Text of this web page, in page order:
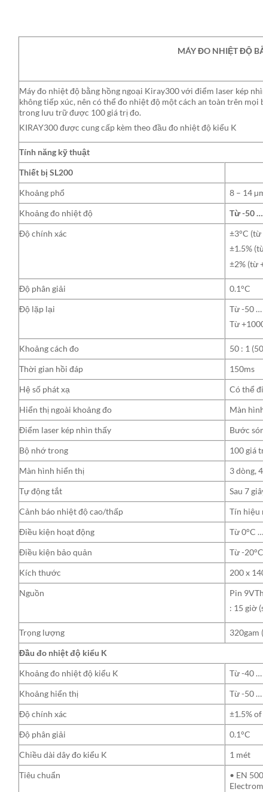
MÁY ĐO NHIỆT ĐỘ
Máy đo nhiệt độ bằng hồng ngoại Kiray300 với điểm laser kép
không tiếp xúc, nên có thể đo nhiệt độ một cách an toàn trên
trong lưu trữ được 100 giá trị đo.
KIRAY300 được cung cấp kèm theo đầu đo nhiệt độ kiểu K
Tính năng kỹ thuật
Thiết bị SL200
Khoảng phổ
8 – 14
Khoảng đo nhiệt độ
Từ -50
Độ chính xác
±3°C (từ
±1.5%
±2% (từ
Độ phân giải
0.1°C
Độ lặp lại
Từ -50 …
Từ
Khoảng cách đo
50 : 1
Thời gian hồi đáp
150ms
Hệ số phát xạ
Có thể
Hiển thị ngoài khoảng đo
Màn
Điểm laser kép nhìn thấy
Bước
Bộ nhớ trong
100 giá
Màn hình hiển thị
3 dòng,
Tự động tắt
Sau 7
Cảnh báo nhiệt độ cao/thấp
Tín hiệu
Điều kiện hoạt động
Từ 0°C
Điều kiện bảo quản
Từ -
Kích thước
200 x
Nguồn
Pin
: 15 giờ
Trọng lượng
320gam
Đầu đo nhiệt độ kiểu K
Khoảng đo nhiệt độ kiểu K
Từ -40 …
Khoảng hiển thị
Từ -50 …
Độ chính xác
±1.5%
Độ phân giải
0.1°C
Chiều dài dây đo kiểu K
1 mét
Tiêu chuẩn
• EN